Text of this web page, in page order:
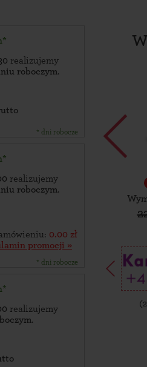
realizujemy
roboczym.
* dni robocze
realizujemy
roboczym.
0.00 zł
promocji »
* dni robocze
realizujemy
.
(